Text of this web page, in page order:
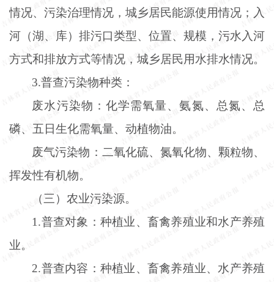
情况、污染治理情况，城乡居民能源使用情况；入
河（湖、库）排污口类型、位置、规模，污水入河
方式和排放方式等情况，城乡居民用水排水情况。
3.普查污染物种类：
废水污染物：化学需氧量、氨氮、总氮、总
磷、五日生化需氧量、动植物油。
废气污染物：二氧化硫、氮氧化物、颗粒物、
挥发性有机物。
（三）农业污染源。
1.普查对象：种植业、畜禽养殖业和水产养殖
业。
2.普查内容：种植业、畜禽养殖业、水产养殖